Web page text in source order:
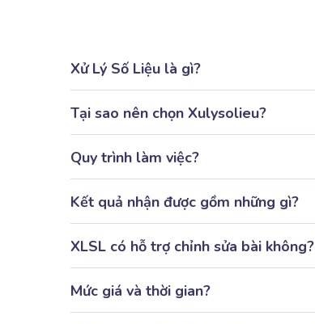
Xử Lý Số Liệu là gì?
Tại sao nên chọn Xulysolieu?
Quy trình làm việc?
Kết quả nhận được gồm những gì?
XLSL có hỗ trợ chỉnh sửa bài không?
Mức giá và thời gian?